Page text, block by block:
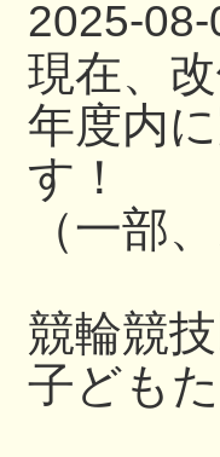
2025-08-
現在、
年度内
す！
（一部
競輪競
子ども